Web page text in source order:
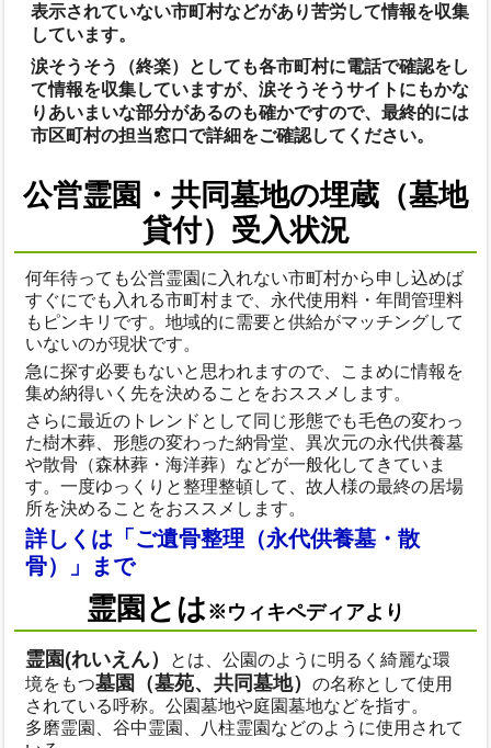
表示されていない市町村などがあり苦労して情報を収集
しています。
涙そうそう（終楽）としても各市町村に電話で確認をし
て情報を収集していますが、涙そうそうサイトにもかな
りあいまいな部分があるのも確かですので、最終的には
市区町村の担当窓口で詳細をご確認してください。
公営霊園・共同墓地の埋蔵（墓地
貸付）受入状況
何年待っても公営霊園に入れない市町村から申し込めば
すぐにでも入れる市町村まで、永代使用料・年間管理料
もピンキリです。地域的に需要と供給がマッチングして
いないのが現状です。
急に探す必要もないと思われますので、こまめに情報を
集め納得いく先を決めることをおススメします。
さらに最近のトレンドとして同じ形態でも毛色の変わっ
た樹木葬、形態の変わった納骨堂、異次元の永代供養墓
や散骨（森林葬・海洋葬）などが一般化してきていま
す。一度ゆっくりと整理整頓して、故人様の最終の居場
所を決めることをおススメします。
詳しくは「ご遺骨整理（永代供養墓・散
骨）」まで
霊園とは※ウィキペディアより
霊園(れいえん）
とは、公園のように明るく綺麗な環
境をもつ墓園（墓苑、共同墓地）の名称として使用
されている呼称。公園墓地や庭園墓地などを指す。
多磨霊園、谷中霊園、八柱霊園などのように使用されて